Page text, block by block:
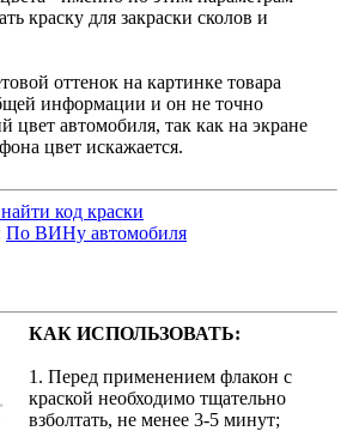
краску для закраски сколов и
оттенок на картинке товара
информации и он не точно
цвет автомобиля, так как на экране
цвет искажается.
код краски
По ВИНу автомобиля
КАК ИСПОЛЬЗОВАТЬ:
1. Перед применением флакон с
краской необходимо тщательно
взболтать, не менее 3-5 минут;